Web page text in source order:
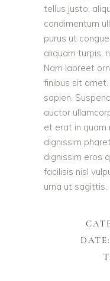
tellus justo,
condimentum
purus ut
aliquam turpis,
Nam laoreet
finibus sit
sapien.
auctor
et erat in quam
dignissim
dignissim eros
facilisis nisl
urna ut sagittis.
DATE: